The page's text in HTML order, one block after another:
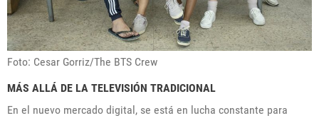
Foto: Cesar Gorriz/The BTS Crew
MÁS ALLÁ DE LA TELEVISIÓN TRADICIONAL
En el nuevo mercado digital, se está en lucha constante para